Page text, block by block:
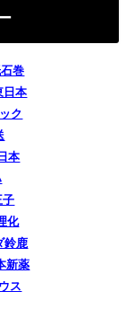
巻
日本
ク
本
子
化
鈴鹿
新薬
ス